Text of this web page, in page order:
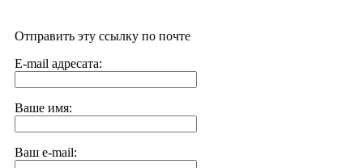
Отправить эту ссылку по почте
E-mail адресата:
Ваше имя:
Ваш e-mail: